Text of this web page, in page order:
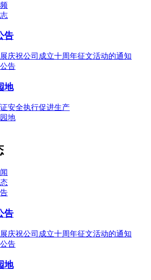
告
庆祝公司成立十周年征文活动的通知
地
安全执行促进生产
告
庆祝公司成立十周年征文活动的通知
地